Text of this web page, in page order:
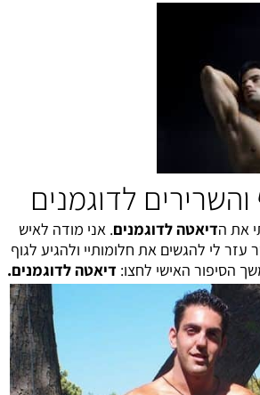
לדוגמנים
את הדיאטה לדוגמנים. אני מודה לאיש
אשר עזר לי להגשים את חלומותיי ולהגיע לגוף
הסיפור האישי לחצו: דיאטה לדוגמנים.